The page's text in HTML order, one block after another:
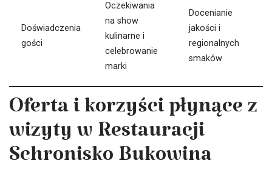
Doświadczenia
gości
Oczekiwania
na show
kulinarne i
celebrowanie
marki
Docenianie
jakości i
regionalnych
smaków
Oferta i korzyści płynące z
wizyty w Restauracji
Schronisko Bukowina